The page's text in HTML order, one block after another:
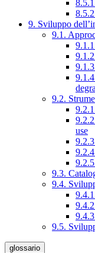
9. Sviluppo
9.1.
9.2.
use
9.3.
9.4.
9.5.
glossario